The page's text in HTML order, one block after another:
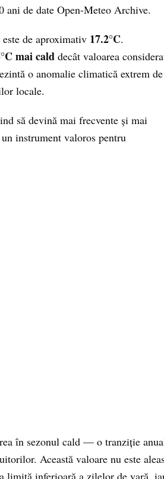
ani de date Open-Meteo Archive.
de aproximativ 17.2°C.
mai cald decât valoarea
o anomalie climatică extrem de
locale.
să devină mai frecvente și mai
instrument valoros pentru
în sezonul cald — o tranziție
Această valoare nu este
limită inferioară a zilelor de vară,